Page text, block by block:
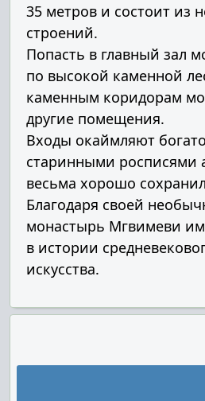
35 метров и состоит из
строений.
Попасть в главный зал
по высокой каменной
каменным коридорам
другие помещения.
Входы окаймляют
старинными росписями
весьма хорошо
Благодаря своей
монастырь Мгвимеви
в истории
искусства.